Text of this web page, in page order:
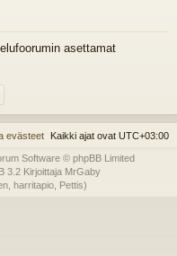
asettamat
Kaikki ajat ovat UTC+03:00
evästeet
Software © phpBB Limited
3.2 Kirjoittaja MrGaby
harritapio, Pettis)